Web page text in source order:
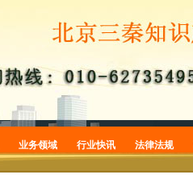
业务领域
商标服务
行业快讯 法律法规
商标